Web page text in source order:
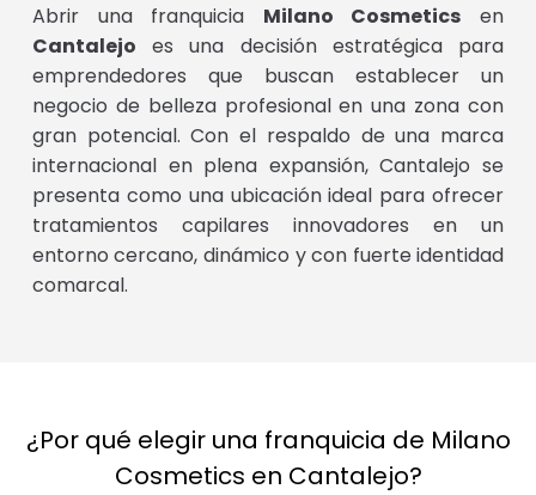
Abrir una franquicia Milano Cosmetics en
Cantalejo es una decisión estratégica para
emprendedores que buscan establecer un
negocio de belleza profesional en una zona con
gran potencial. Con el respaldo de una marca
internacional en plena expansión, Cantalejo se
presenta como una ubicación ideal para ofrecer
tratamientos capilares innovadores en un
entorno cercano, dinámico y con fuerte identidad
comarcal.
¿Por qué elegir una franquicia de Milano
Cosmetics en Cantalejo?